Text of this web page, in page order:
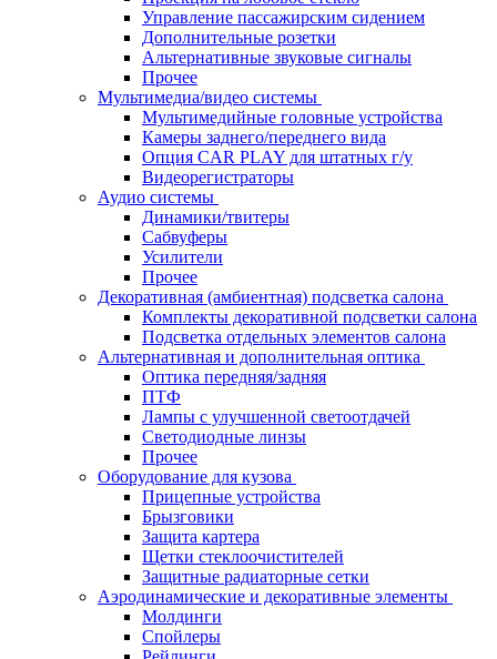
Управление пассажирским сидением
Дополнительные розетки
Альтернативные звуковые сигналы
Прочее
Мультимедиа/видео системы
Мультимедийные головные устройства
Камеры заднего/переднего вида
Опция CAR PLAY для штатных г/у
Видеорегистраторы
Аудио системы
Динамики/твитеры
Сабвуферы
Усилители
Прочее
Декоративная (амбиентная) подсветка салона
Комплекты декоративной подсветки салона
Подсветка отдельных элементов салона
Альтернативная и дополнительная оптика
Оптика передняя/задняя
ПТФ
Лампы с улучшенной светоотдачей
Светодиодные линзы
Прочее
Оборудование для кузова
Прицепные устройства
Брызговики
Защита картера
Щетки стеклоочистителей
Защитные радиаторные сетки
Аэродинамические и декоративные элементы
Молдинги
Спойлеры